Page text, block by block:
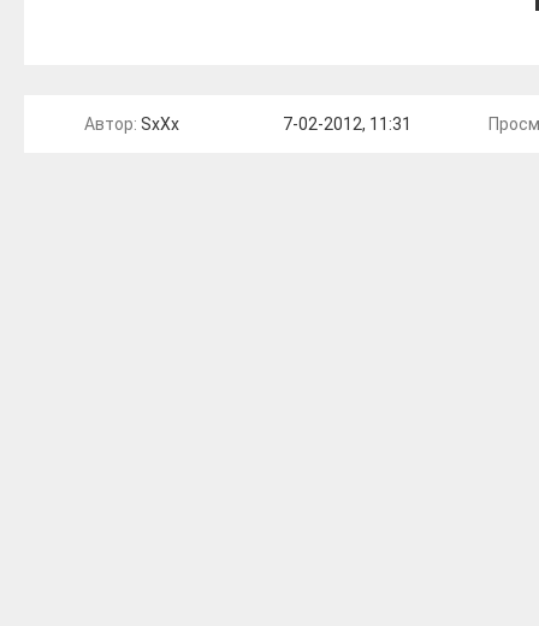
Автор: SxXx 7-02-2012, 11:31